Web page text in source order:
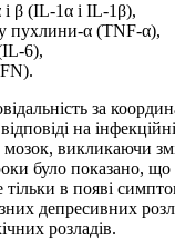
і β (IL-1α і IL-1β),
пухлини-α (TNF-α),
6),
за
на
викликаючи
було показано, що
тільки в появі
депресивних
розладів.